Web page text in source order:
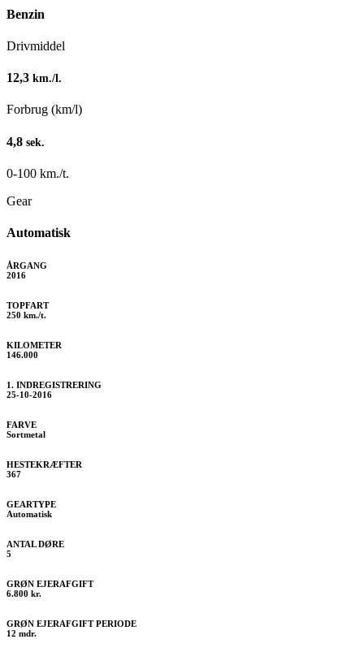
Benzin
Drivmiddel
12,3 km./l.
Forbrug (km/l)
4,8 sek.
0-100 km./t.
Gear
Automatisk
ÅRGANG
2016
TOPFART
250 km./t.
KILOMETER
146.000
1. INDREGISTRERING
25-10-2016
FARVE
Sortmetal
HESTEKRÆFTER
367
GEARTYPE
Automatisk
ANTAL DØRE
5
GRØN EJERAFGIFT
6.800 kr.
GRØN EJERAFGIFT PERIODE
12 mdr.